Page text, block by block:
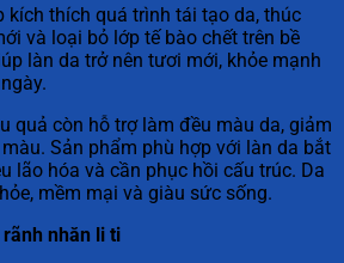
kích thích quá trình tái tạo da, thúc
và loại bỏ lớp tế bào chết trên bề
làn da trở nên tươi mới, khỏe mạnh
quả còn hỗ trợ làm đều màu da, giảm
Sản phẩm phù hợp với làn da bắt
lão hóa và cần phục hồi cấu trúc. Da
mềm mại và giàu sức sống.
nhăn li ti